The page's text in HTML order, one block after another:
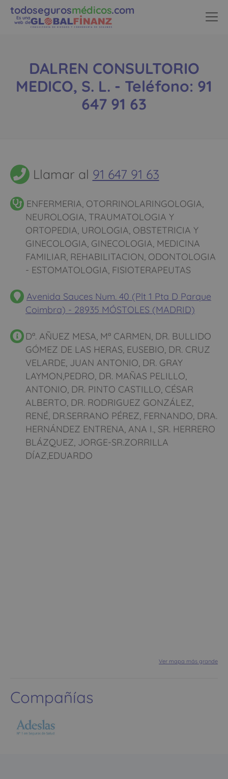
todosegurosmédicos.com
Es una
web de
DALREN CONSULTORIO
MEDICO, S. L. - Teléfono: 91
647 91 63
Llamar al 91 647 91 63
ENFERMERIA, OTORRINOLARINGOLOGIA,
NEUROLOGIA, TRAUMATOLOGIA Y
ORTOPEDIA, UROLOGIA, OBSTETRICIA Y
GINECOLOGIA, GINECOLOGIA, MEDICINA
FAMILIAR, REHABILITACION, ODONTOLOGIA
- ESTOMATOLOGIA, FISIOTERAPEUTAS
Avenida Sauces Num. 40 (Plt 1 Pta D Parque
Coimbra) - 28935 MÓSTOLES (MADRID)
Dª. AÑUEZ MESA, Mª CARMEN, DR. BULLIDO
GÓMEZ DE LAS HERAS, EUSEBIO, DR. CRUZ
VELARDE, JUAN ANTONIO, DR. GRAY
LAYMON,PEDRO, DR. MAÑAS PELILLO,
ANTONIO, DR. PINTO CASTILLO, CÉSAR
ALBERTO, DR. RODRIGUEZ GONZÁLEZ,
RENÉ, DR.SERRANO PÉREZ, FERNANDO, DRA.
HERNÁNDEZ ENTRENA, ANA I., SR. HERRERO
BLÁZQUEZ, JORGE-SR.ZORRILLA
DÍAZ,EDUARDO
Ver mapa más grande
Compañías